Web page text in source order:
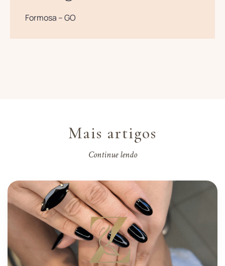
Formosa – GO
Mais artigos
Continue lendo